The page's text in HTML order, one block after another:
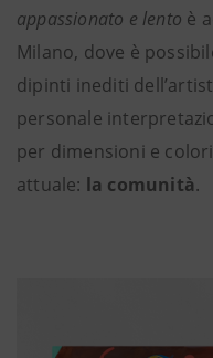
appassionato e lento è
Milano, dove è
dipinti inediti
personale
per dimensioni e
attuale: la comunità.